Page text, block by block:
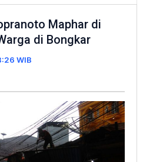
Maphar di
di Bongkar
WIB